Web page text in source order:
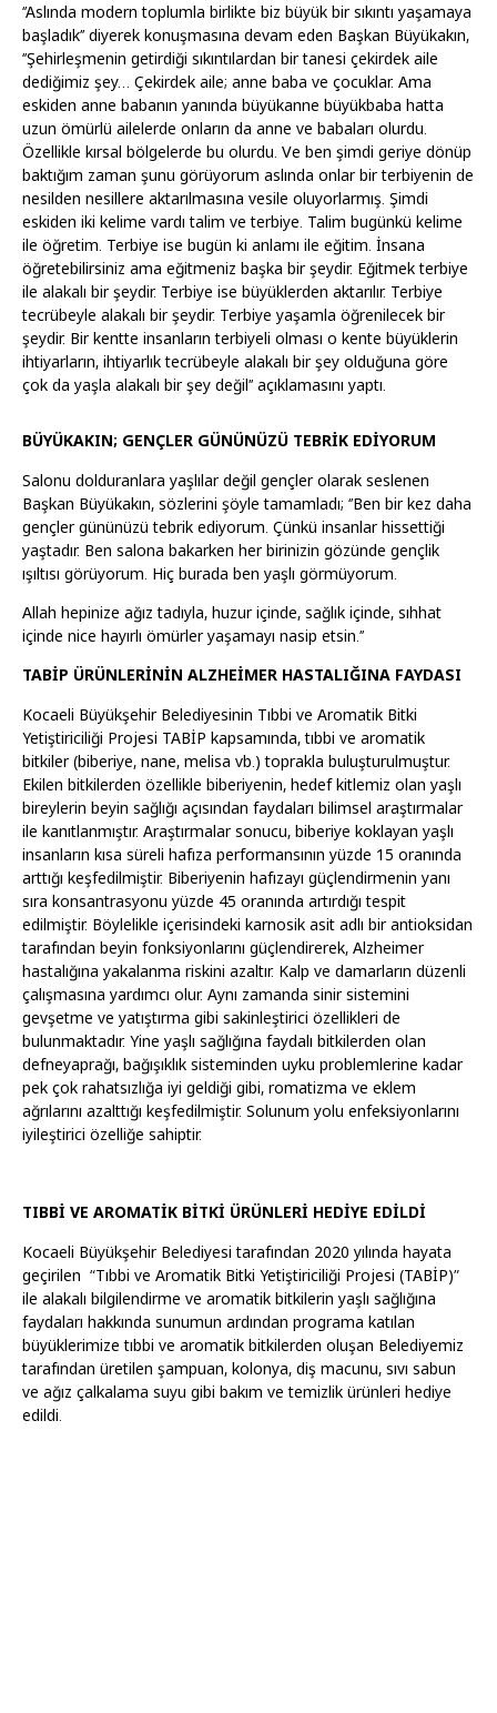
‘’Aslında modern toplumla birlikte biz büyük bir sıkıntı yaşamaya
başladık’’ diyerek konuşmasına devam eden Başkan Büyükakın,
‘’Şehirleşmenin getirdiği sıkıntılardan bir tanesi çekirdek aile
dediğimiz şey… Çekirdek aile; anne baba ve çocuklar. Ama
eskiden anne babanın yanında büyükanne büyükbaba hatta
uzun ömürlü ailelerde onların da anne ve babaları olurdu.
Özellikle kırsal bölgelerde bu olurdu. Ve ben şimdi geriye dönüp
baktığım zaman şunu görüyorum aslında onlar bir terbiyenin de
nesilden nesillere aktarılmasına vesile oluyorlarmış. Şimdi
eskiden iki kelime vardı talim ve terbiye. Talim bugünkü kelime
ile öğretim. Terbiye ise bugün ki anlamı ile eğitim. İnsana
öğretebilirsiniz ama eğitmeniz başka bir şeydir. Eğitmek terbiye
ile alakalı bir şeydir. Terbiye ise büyüklerden aktarılır. Terbiye
tecrübeyle alakalı bir şeydir. Terbiye yaşamla öğrenilecek bir
şeydir. Bir kentte insanların terbiyeli olması o kente büyüklerin
ihtiyarların, ihtiyarlık tecrübeyle alakalı bir şey olduğuna göre
çok da yaşla alakalı bir şey değil’’ açıklamasını yaptı.
BÜYÜKAKIN; GENÇLER GÜNÜNÜZÜ TEBRİK EDİYORUM
Salonu dolduranlara yaşlılar değil gençler olarak seslenen
Başkan Büyükakın, sözlerini şöyle tamamladı; ‘’Ben bir kez daha
gençler gününüzü tebrik ediyorum. Çünkü insanlar hissettiği
yaştadır. Ben salona bakarken her birinizin gözünde gençlik
ışıltısı görüyorum. Hiç burada ben yaşlı görmüyorum.
Allah hepinize ağız tadıyla, huzur içinde, sağlık içinde, sıhhat
içinde nice hayırlı ömürler yaşamayı nasip etsin.’’
TABİP ÜRÜNLERİNİN ALZHEİMER HASTALIĞINA FAYDASI
Kocaeli Büyükşehir Belediyesinin Tıbbi ve Aromatik Bitki
Yetiştiriciliği Projesi TABİP kapsamında, tıbbi ve aromatik
bitkiler (biberiye, nane, melisa vb.) toprakla buluşturulmuştur.
Ekilen bitkilerden özellikle biberiyenin, hedef kitlemiz olan yaşlı
bireylerin beyin sağlığı açısından faydaları bilimsel araştırmalar
ile kanıtlanmıştır. Araştırmalar sonucu, biberiye koklayan yaşlı
insanların kısa süreli hafıza performansının yüzde 15 oranında
arttığı keşfedilmiştir. Biberiyenin hafızayı güçlendirmenin yanı
sıra konsantrasyonu yüzde 45 oranında artırdığı tespit
edilmiştir. Böylelikle içerisindeki karnosik asit adlı bir antioksidan
tarafından beyin fonksiyonlarını güçlendirerek, Alzheimer
hastalığına yakalanma riskini azaltır. Kalp ve damarların düzenli
çalışmasına yardımcı olur. Aynı zamanda sinir sistemini
gevşetme ve yatıştırma gibi sakinleştirici özellikleri de
bulunmaktadır. Yine yaşlı sağlığına faydalı bitkilerden olan
defneyaprağı, bağışıklık sisteminden uyku problemlerine kadar
pek çok rahatsızlığa iyi geldiği gibi, romatizma ve eklem
ağrılarını azalttığı keşfedilmiştir. Solunum yolu enfeksiyonlarını
iyileştirici özelliğe sahiptir.
TIBBİ VE AROMATİK BİTKİ ÜRÜNLERİ HEDİYE EDİLDİ
Kocaeli Büyükşehir Belediyesi tarafından 2020 yılında hayata
geçirilen “Tıbbi ve Aromatik Bitki Yetiştiriciliği Projesi (TABİP)”
ile alakalı bilgilendirme ve aromatik bitkilerin yaşlı sağlığına
faydaları hakkında sunumun ardından programa katılan
büyüklerimize tıbbi ve aromatik bitkilerden oluşan Belediyemiz
tarafından üretilen şampuan, kolonya, diş macunu, sıvı sabun
ve ağız çalkalama suyu gibi bakım ve temizlik ürünleri hediye
edildi.